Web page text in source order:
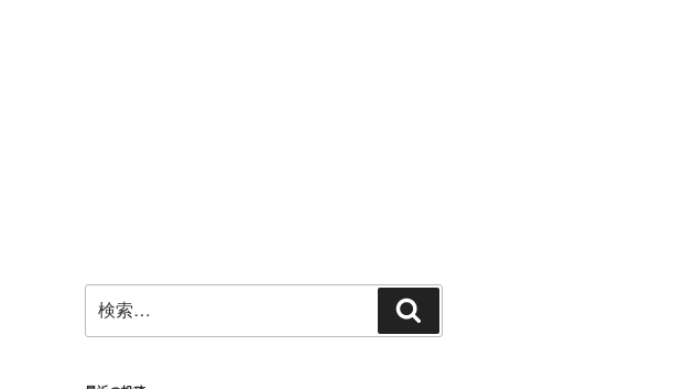
索:
索